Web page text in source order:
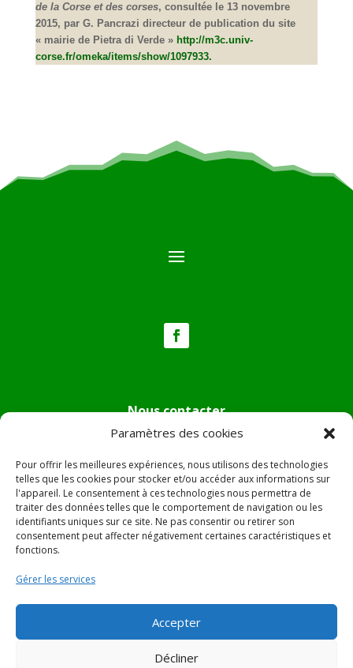
Paramètres des cookies
Pour offrir les meilleures expériences, nous utilisons des technologies
telles que les cookies pour stocker et/ou accéder aux informations sur
l'appareil. Le consentement à ces technologies nous permettra de
traiter des données telles que le comportement de navigation ou les
identifiants uniques sur ce site. Ne pas consentir ou retirer son
consentement peut affecter négativement certaines caractéristiques et
fonctions.
Gérer les services
Accepter
Décliner
de la Corse et des corses, consultée le 13 novembre
2015, par G. Pancrazi directeur de publication du site
« mairie de Pietra di Verde » http://m3c.univ-
corse.fr/omeka/items/show/1097933.
Nous contacter
Tél :04.95.36.24.02
Mail:
mairie.pietradiverde@wanadoo.fr
Adresse :Hôtel de ville de Pietra di Verde
Le village
20230 Pietra di Verde
© 2022 Mairie de Pietra Di Verde – Réalisation